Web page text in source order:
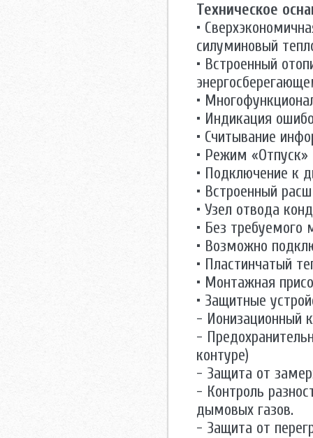
Техническое
•
силуминовый
• Встроенный
•
• Индикация
• Считывание
• Режим «Отпуск»
• Подключение к
• Встроенный
• Узел отвода
• Без требуемого
• Возможно
• Пластинчатый
• Монтажная
• Защитные
- Ионизационный
-
контуре)
- Защита от
- Контроль
дымовых газов.
- Защита от